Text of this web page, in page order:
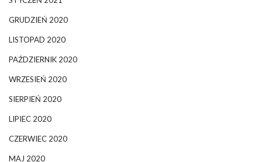
GRUDZIEŃ 2020
LISTOPAD 2020
PAŹDZIERNIK 2020
WRZESIEŃ 2020
SIERPIEŃ 2020
LIPIEC 2020
CZERWIEC 2020
MAJ 2020